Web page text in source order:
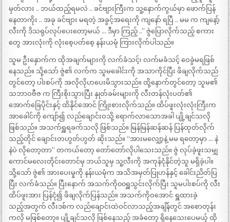
မှတ်လား .. ဘယ်ထည့်ရမလဲ .. ခင်ဗျားကြီးက သူ့နောက်ကွယ်မှာ ဖောက်ပြန်
နေတာကိုး .. အခု ခင်ဗျား မရတဲ့ အခွင့်အရေးကို ကျနော် ရပြီ .. မမ က ကျနော့်
လီးကို ဒိသရုပ်လုပ်ပေးတော့မယ် … ဒီမှာ ကြည့် ..” ဇွဲပြောလိုက်သည့် စကား
တွေ အားလုံးကို လုံးစေ့ပတ်စေ့ နန်းယမုံ ကြားလိုက်ပါသည်။
သူမ ဦးနှောက်က ထိုအချက်များကို လက်ခံသင့်၊ လက်မခံသင့် ဝေခွဲမရဖြစ်
နေသည်။ သို့သော် ဇွဲ၏ လက်က သူမခေါင်းကို အသာကိုင်ပြီး ဖိချလိုက်သည်
တွင်တော့ ပါးစပ်ကို အလိုလိုဟပေးမိသွားသည်။ ထို့နောက်တွင်တော့ သူမ၏
သဘာဝဗီဇ က ကြီးစိုးသွားပြီး နှုတ်ခမ်းများကို လီးတန်လုံးပတ်၏
အောက်ခြေပိုင်းနှင့် ထိနိုင်အောင် ကြိုးစားလိုက်သည်။ ထိပ်ဖူးလုံးလုံးကြီးက
အာခေါင်ကို ကျော်၍ လည်ချောင်းဝသို့ ရောက်လာသောအခါ ပျို့ချင်သလို
ဖြစ်သည်။ အသက်ရှူရခက်သလို ဖြစ်သည်။ မြန်မြန်ဆန်ဆန် ပြန်ထုတ်လိုက်
သည့်တိုင် ချောင်းတဟွတ်ဟွတ် ဆိုးသည်။ “အားမလျှော့နဲ့ မမ ရတော့မှာ … နဲ
နဲပဲ လိုတော့တာ” တကယ်တော့ တော်တော်လိုပါသေးသည်။ ဇွဲ လုပ်ခဲ့ဖူးသမျှ
ကောင်မလေးတိုင်းတောင်မှ ဘယ်သူမှ သူ့လီးကို အကုန်ငုံနိုင်တဲ့သူ မရှိခဲ့ပါ။
သို့သော် ဇွဲ၏ အားပေးမှုကို နန်းယမုံက အသိအမှတ်ပြုဟန်နှင့် ခေါင်းညိတ်ပြ
ပြီး လက်ခံသည်။ ပြီးနောက် အသက်ကို၀၀ရှူသွင်းလိုက်ပြီး သူမပါးစပ်ကို လီး
ထိပ်ဖူးအား ပြန်ငုံ၍ ဖိချလိုက်ပြန်သည်။ အသက်ကိုဝအောင် ရှူထားခဲ့
သည့်အတွက် လီးဒစ်က လည်ချောင်းထဲဝင်လာသည့်အချိန်တွင် အစောတုန်း
ကလို မဖြစ်တော့။ ပျို့ချင်သလို ဖြစ်နေသည့် အခံတော့ ရှိနေသေးပေမယ့် ထို